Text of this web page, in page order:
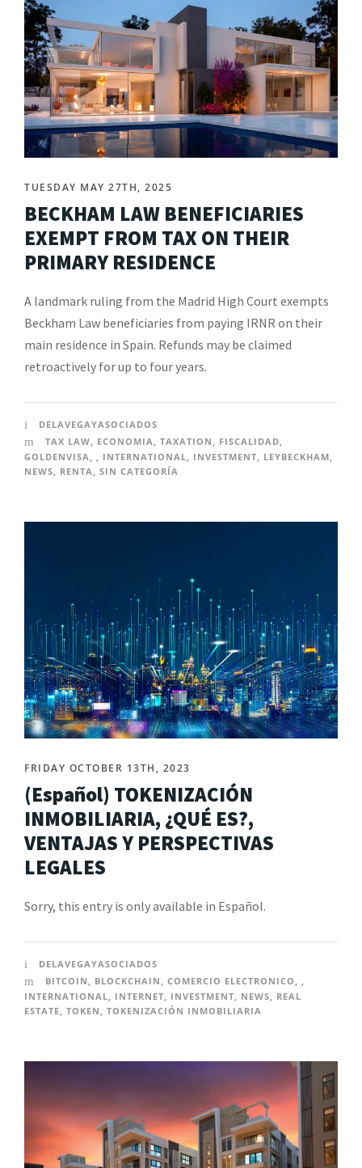
TUESDAY MAY 27TH, 2025
BECKHAM LAW BENEFICIARIES
EXEMPT FROM TAX ON THEIR
PRIMARY RESIDENCE
A landmark ruling from the Madrid High Court exempts
Beckham Law beneficiaries from paying IRNR on their
main residence in Spain. Refunds may be claimed
retroactively for up to four years.
DELAVEGAYASOCIADOS
TAX LAW, ECONOMIA, TAXATION , FISCALIDAD,
GOLDENVISA, , INTERNATIONAL, INVESTMENT, LEYBECKHAM,
NEWS, RENTA, SIN CATEGORÍA
FRIDAY OCTOBER 13TH, 2023
(Español) TOKENIZACIÓN
INMOBILIARIA, ¿QUÉ ES?,
VENTAJAS Y PERSPECTIVAS
LEGALES
Sorry, this entry is only available in Español.
DELAVEGAYASOCIADOS
BITCOIN , BLOCKCHAIN , COMERCIO ELECTRONICO , ,
INTERNATIONAL, INTERNET, INVESTMENT, NEWS, REAL
ESTATE, TOKEN , TOKENIZACIÓN INMOBILIARIA